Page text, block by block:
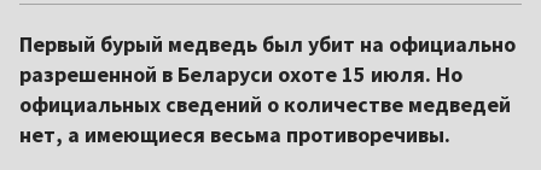
Первый бурый медведь был убит на официально
разрешенной в Беларуси охоте 15 июля. Но
официальных сведений о количестве медведей
нет, а имеющиеся весьма противоречивы.